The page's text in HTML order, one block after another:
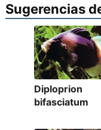
Sugerencias
Diploprion
bifasciatum